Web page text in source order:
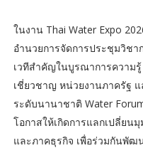
ในงาน Thai Water Expo
อำนวยการจัดการประชุมวิช
เวทีสำคัญในบูรณาการความ
เชี่ยวชาญ หน่วยงานภาครัฐ
ระดับนานาชาติ Water
โอกาสให้เกิดการแลกเปลี่ยน
และภาคธุรกิจ เพื่อร่วมกันพัฒ